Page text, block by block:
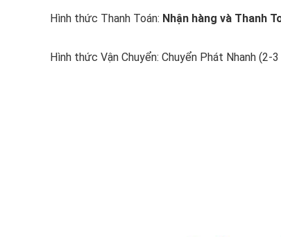
Hình thức Thanh Toán: Nhận hàng và Thanh
Hình thức Vận Chuyển: Chuyển Phát Nhanh